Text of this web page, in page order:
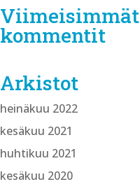
Viimeisimmät
kommentit
Arkistot
heinäkuu 2022
kesäkuu 2021
huhtikuu 2021
kesäkuu 2020